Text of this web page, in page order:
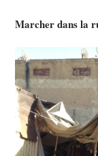
Marcher dans la